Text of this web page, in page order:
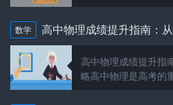
数学
高中物理成绩提升指
略高中物理是高考的